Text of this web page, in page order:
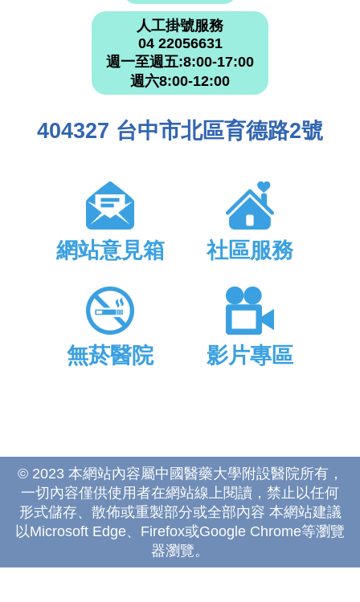
人工掛號服務
04 22056631
週一至週五:8:00-17:00
週六8:00-12:00
404327 台中市北區育德路2號
網站意見箱 社區服務
無菸醫院 影片專區
© 2023 本網站內容屬中國醫藥大學附設醫院所有，
一切內容僅供使用者在網站線上閱讀，禁止以任何
形式儲存、散佈或重製部分或全部內容 本網站建議
以Microsoft Edge、Firefox或Google Chrome等瀏覽
器瀏覽。